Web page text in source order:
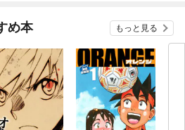
め本 もっと見る